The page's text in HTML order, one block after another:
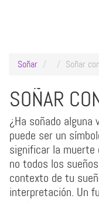
Soñar Soñar
SOÑAR
¿Ha soñado alguna
puede ser un
significar la muerte
no todos los
contexto de tu
interpretación. Un